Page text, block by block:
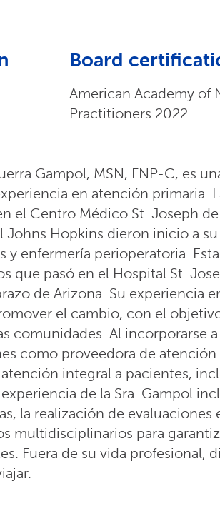
Board
American Academy of
Practitioners 2022
Gampol, MSN, FNP-C, es
en atención primaria.
el Centro Médico St. Joseph
Johns Hopkins dieron inicio a
y enfermería perioperatoria.
que pasó en el Hospital St.
de Arizona. Su experiencia
el cambio, con el
comunidades. Al incorporarse
como proveedora de atención
integral a pacientes,
de la Sra. Gampol
la realización de evaluaciones
multidisciplinarios para
Fuera de su vida profesional,